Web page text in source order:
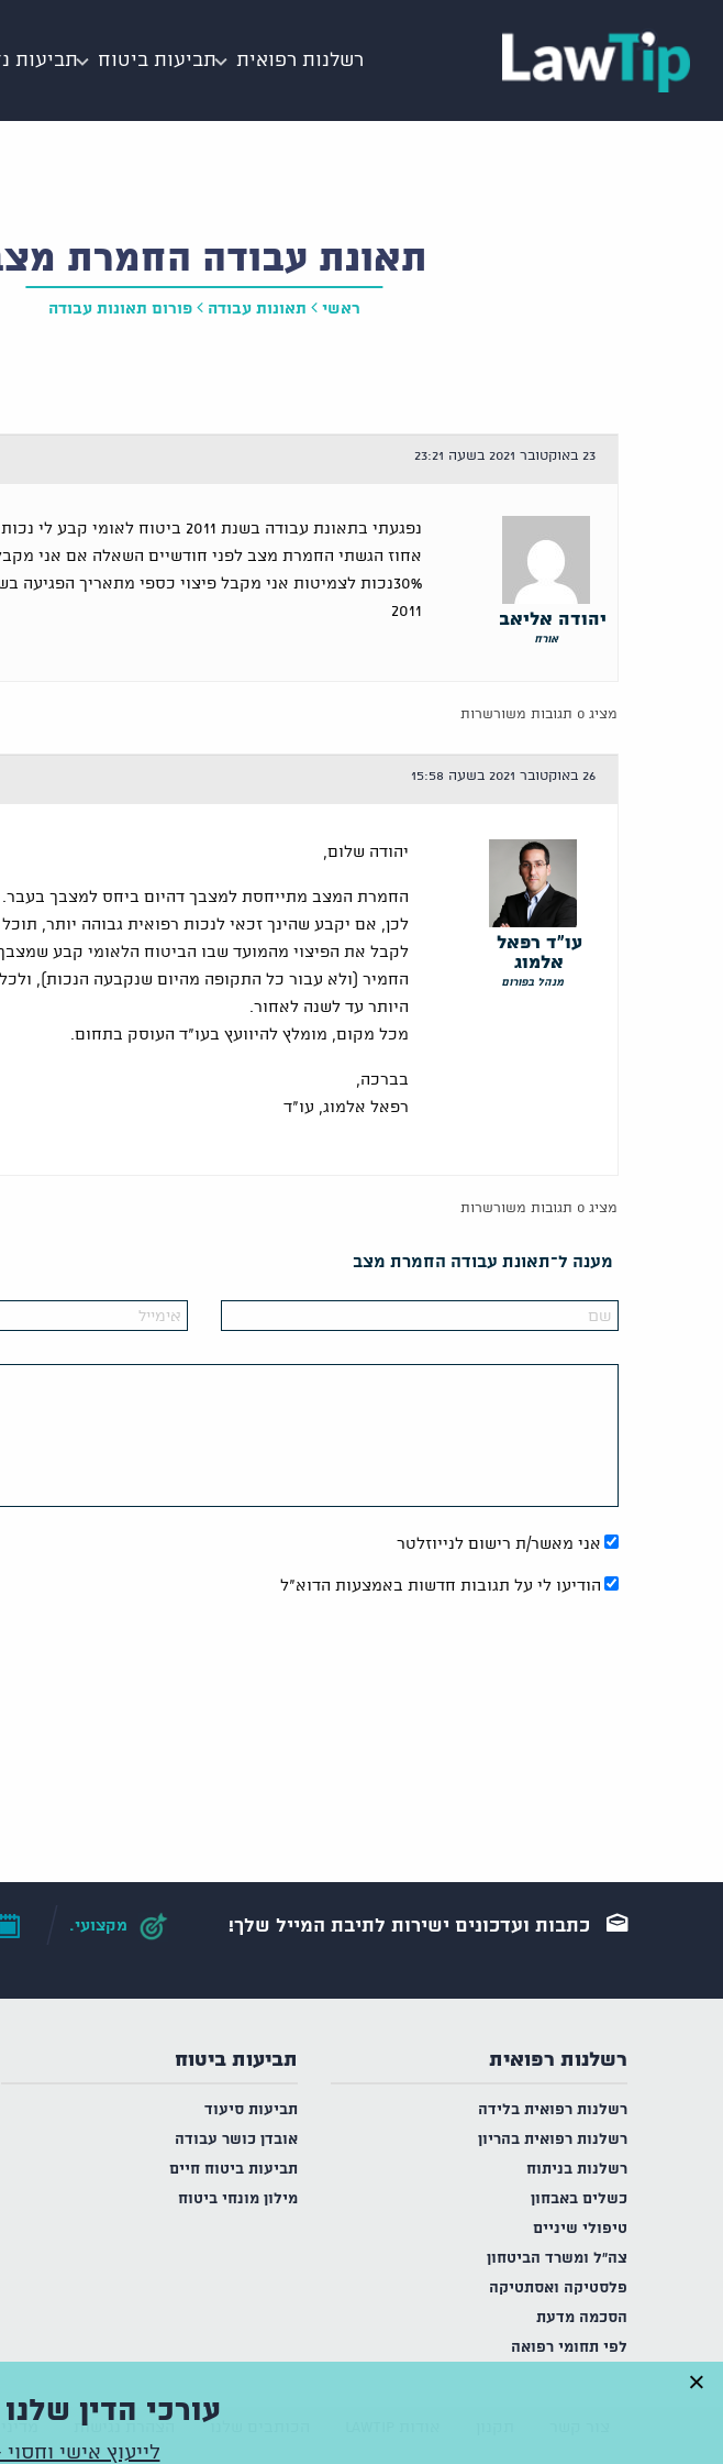
רשלנות רפואית תביעות ביטוח תביעות
תאונת עבודה החמרת
ראשי תאונות עבודה פורום תאונות עבודה
23 באוקטובר 2021 בשעה 23:21
יהודה אליאב
אורח
אחוז הגשתי החמרת מצב לפני חודשיים השאלה אם אני
30%נכות לצמיטות אני מקבל פיצוי כספי מתאריך הפגיעה
2011
מציג 0 תגובות משורשרות
26 באוקטובר 2021 בשעה 15:58
עו"ד רפאל
אלמוג
מנהל בפורום
יהודה שלום,
החמרת המצב מתייחסת למצבך דהיום ביחס למצבך בעבר.
לכן, אם יקבע שהינך זכאי לנכות רפואית גבוהה יותר, תוכל
לקבל את הפיצוי מהמועד שבו הביטוח הלאומי קבע
החמיר (ולא עבור כל התקופה מהיום שנקבעה הנכות), ולכל
היותר עד לשנה לאחור.
מכל מקום, מומלץ להיוועץ בעו"ד העוסק בתחום.
בברכה,
רפאל אלמוג, עו"ד
מציג 0 תגובות משורשרות
מענה ל־תאונת עבודה החמרת מצב
אני מאשר/ת רישום לנייוזלטר
הודיעו לי על תגובות חדשות באמצעות הדוא"ל
כתבות ועדכונים ישירות לתיבת המייל שלך! מקצועי.
רשלנות רפואית
רשלנות רפואית בלידה
רשלנות רפואית בהריון
רשלנות בניתוח
כשלים באבחון
טיפולי שיניים
צה"ל ומשרד הביטחון
פלסטיקה ואסתטיקה
הסכמה מדעת
לפי תחומי רפואה
תביעות ביטוח
תביעות סיעוד
אובדן כושר עבודה
תביעות ביטוח חיים
מילון מונחי ביטוח
הצהרת נגישות
עורכי הדין
לייעוץ אישי
×